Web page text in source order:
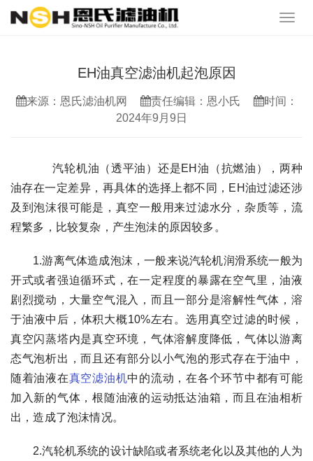
EH油真空滤油机起泡原因
来源：恩氏滤油机网 责任编辑：恩小氏
时间：
2024年9月9日
 汽轮机油（透平油）还是EH油（抗燃油），两种
油存在一定差异，再具体的选择上都不同，EH油过滤还涉
及到泡沫很可能是，真空一般用来过滤水分，杂质等，流
程繁多，比较复杂，产生泡沬的原因较多。
1.游离气体造成泡沫，一般来说汽轮机润滑系统一般为
开式或者强迫循环式，在一定程度的暴露在空气里，油液
剧烈搅动，大量空气混入，而且一部分是溶解性气体，溶
于油液中后，体积大概10%左右。选用真空过滤的时候，
真空闪蒸塔内是真空环境，气体溶解度降低，气体以游离
态气泡析出，而且还有部分以小气泡的形式存在于油中，
随着油液在真空滤油机中的流动，在各个环节中都有可能
加入新的气体，根随油液的运动抵达油箱，而且在油相析
出，造成了泡沫情况。
2.汽轮机系统的设计缺陷或者系统老化以及其他的人为